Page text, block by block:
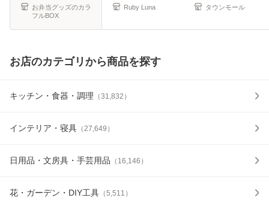
ッグ 10リ
お弁当グッズのカラ
フルBOX
熱中症Ruby Luna
な発熱 熱
タウンモール
お店のカテゴリから商品を探す
キッチン・食器・調理 （31,832 ）
インテリア・寝具 （27,649 ）
日用品・文房具・手芸用品 （ 16,146 ）
花・ガーデン・DIY工具 （5,511 ）